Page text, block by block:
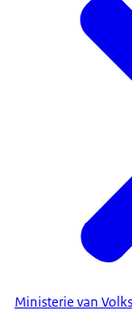
Ministerie van